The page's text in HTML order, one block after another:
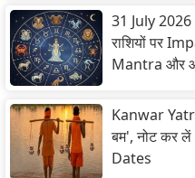
31 July 2026
राशियों पर
Mantra और
Kanwar
बम', नोट कर लें
Dates